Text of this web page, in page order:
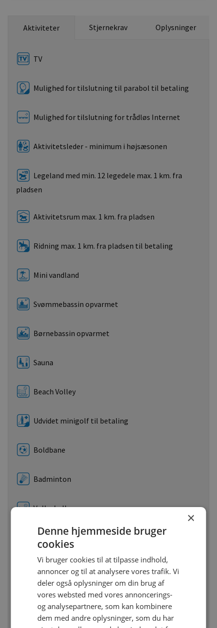
Aktiviteter Stjernekrav Oplysninger
TV
Mulighed for tilslutning til parabol til betaling
Mulighed for tilslutning for trådløs Internet
Aktivitetsleder - minimum i højsæsonen
Legeland med min. 12 legedele max. 1 km. fra
pladsen
Aktivitetsrum max. 1 km. fra pladsen
Ridning max. 1 km. fra pladsen til betaling
Mini vandland
Svømmebassin opvarmet
Børnebassin opvarmet
Sauna
Beach Volley
Udvidet minigolf til betaling
Boldbane
Badminton
Volleyball
Tennis
Udlejning af tennisudstyr til betaling
Bordtennis
Golfbane max. 10 km. fra pladsen til betaling
×
Denne hjemmeside bruger
cookies
Vi bruger cookies til at tilpasse indhold,
annoncer og til at analysere vores trafik. Vi
deler også oplysninger om din brug af
vores websted med vores annoncerings-
og analysepartnere, som kan kombinere
dem med andre oplysninger, som du har